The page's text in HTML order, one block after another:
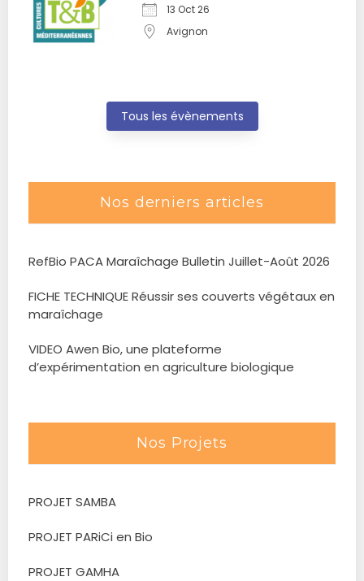
13 Oct 26
Avignon
Tous les évènements
Nos derniers articles
RefBio PACA Maraîchage Bulletin Juillet-Août 2026
FICHE TECHNIQUE Réussir ses couverts végétaux en
maraîchage
VIDEO Awen Bio, une plateforme
d’expérimentation en agriculture biologique
Nos Projets
PROJET SAMBA
PROJET PARiCi en Bio
PROJET GAMHA